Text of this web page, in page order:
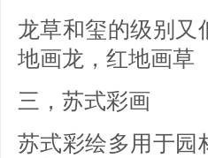
龙草和玺的级别又
地画龙，红地画草
三，苏式彩画
苏式彩绘多用于园